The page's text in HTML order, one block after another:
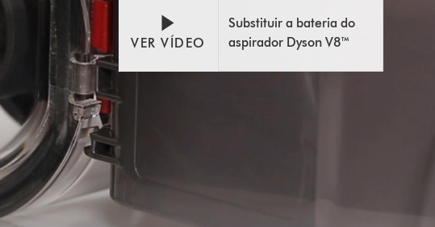
VER VÍDEO
Substituir a bateria do
aspirador Dyson V8™